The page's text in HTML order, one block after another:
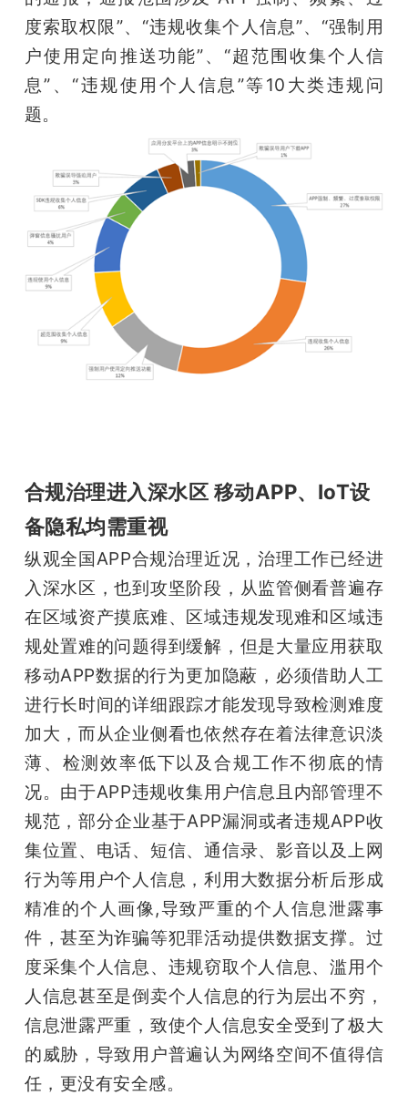
度索取权限”、“违规收集个人信息”、“强制用
户使用定向推送功能”、“超范围收集个人信
息”、“违规使用个人信息”等10大类违规问
题。
合规治理进入深水区 移动APP、IoT设
备隐私均需重视
纵观全国APP合规治理近况，治理工作已经进
入深水区，也到攻坚阶段，从监管侧看普遍存
在区域资产摸底难、区域违规发现难和区域违
规处置难的问题得到缓解，但是大量应用获取
移动APP数据的行为更加隐蔽，必须借助人工
进行长时间的详细跟踪才能发现导致检测难度
加大，而从企业侧看也依然存在着法律意识淡
薄、检测效率低下以及合规工作不彻底的情
况。由于APP违规收集用户信息且内部管理不
规范，部分企业基于APP漏洞或者违规APP收
集位置、电话、短信、通信录、影音以及上网
行为等用户个人信息，利用大数据分析后形成
精准的个人画像,导致严重的个人信息泄露事
件，甚至为诈骗等犯罪活动提供数据支撑。过
度采集个人信息、违规窃取个人信息、滥用个
人信息甚至是倒卖个人信息的行为层出不穷，
信息泄露严重，致使个人信息安全受到了极大
的威胁，导致用户普遍认为网络空间不值得信
任，更没有安全感。